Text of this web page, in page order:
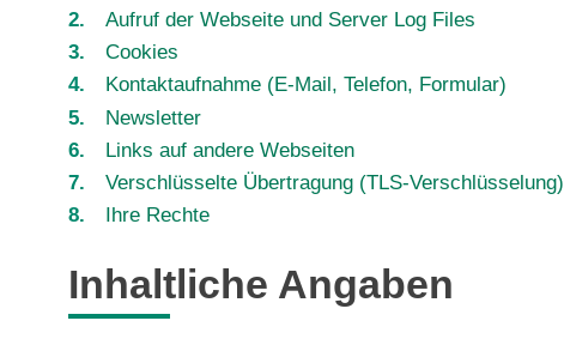
Aufruf der Webseite und Server Log Files
Cookies
Kontaktaufnahme (E-Mail, Telefon, Formular)
Newsletter
Links auf andere Webseiten
Verschlüsselte Übertragung (TLS-Verschlüsselung)
Ihre Rechte
Inhaltliche Angaben